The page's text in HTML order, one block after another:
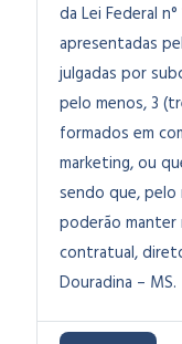
da Lei Federal
apresentadas
julgadas por
pelo menos, 3
formados em
marketing, ou
sendo que, pelo
poderão manter
contratual,
Douradina – MS.